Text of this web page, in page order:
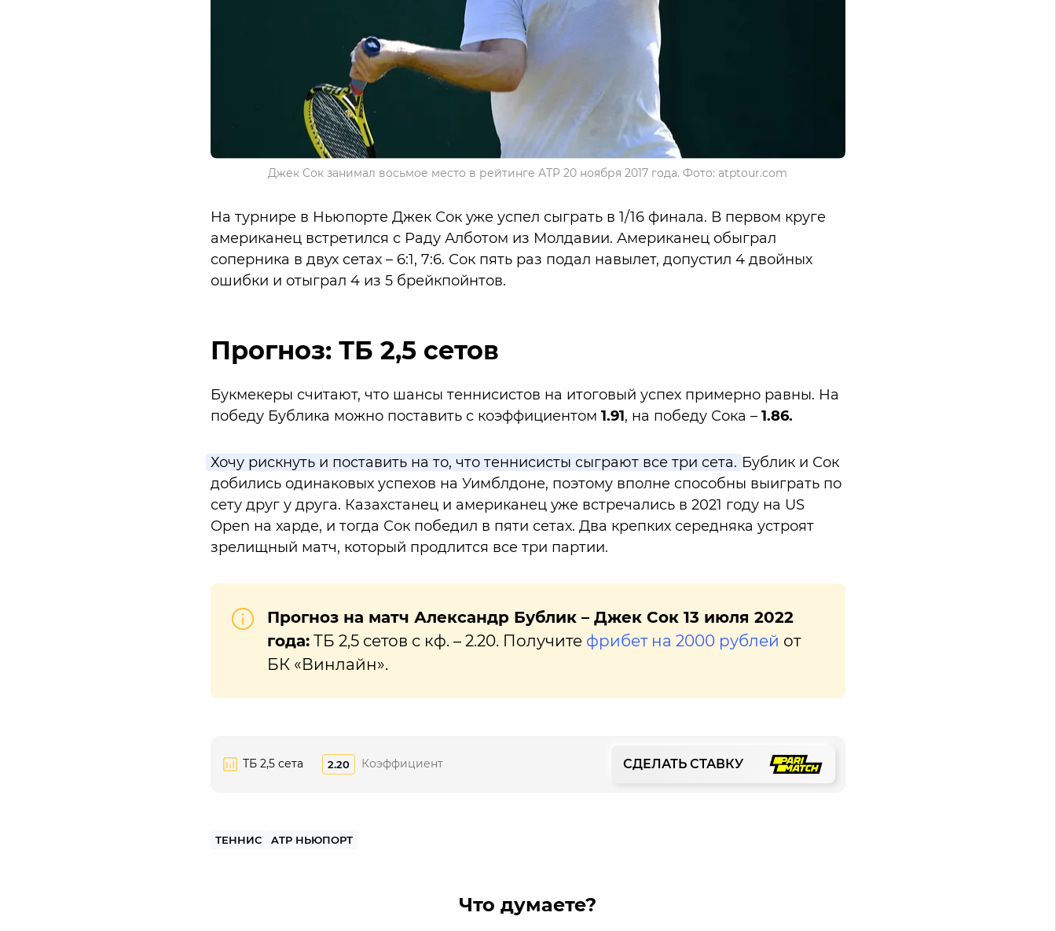
Джек Сок занимал восьмое место в рейтинге ATP 20 ноября 2017 года. Фото: atptour.com
На турнире в Ньюпорте Джек Сок уже успел сыграть в 1/16 финала. В первом круге
американец встретился с Раду Алботом из Молдавии. Американец обыграл
соперника в двух сетах – 6:1, 7:6. Сок пять раз подал навылет, допустил 4 двойных
ошибки и отыграл 4 из 5 брейкпойнтов.
Прогноз: ТБ 2,5 сетов
Букмекеры считают, что шансы теннисистов на итоговый успех примерно равны. На
победу Бублика можно поставить с коэффициентом 1.91, на победу Сока – 1.86.
Хочу рискнуть и поставить на то, что теннисисты сыграют все три сета. Бублик и Сок
добились одинаковых успехов на Уимблдоне, поэтому вполне способны выиграть по
сету друг у друга. Казахстанец и американец уже встречались в 2021 году на US
Open на харде, и тогда Сок победил в пяти сетах. Два крепких середняка устроят
зрелищный матч, который продлится все три партии.
Прогноз на матч Александр Бублик – Джек Сок 13 июля 2022
года:ТБ 2,5 сетов с кф. – 2.20. Получите фрибет на 2000 рублей от
БК «Винлайн».
ТБ 2,5 сета 2.20 Коэффициент СДЕЛАТЬ СТАВКУ
ТЕННИС ATP НЬЮПОРТ
Что думаете?